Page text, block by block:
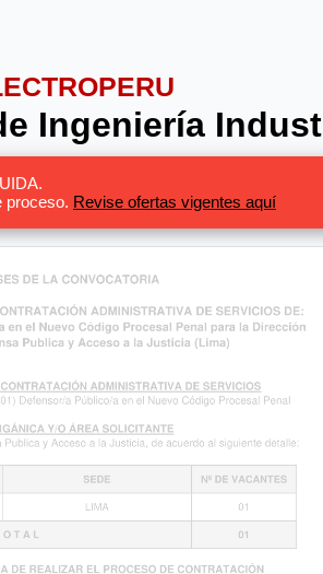
Ingeniería
proceso. Revise ofertas vigentes aquí